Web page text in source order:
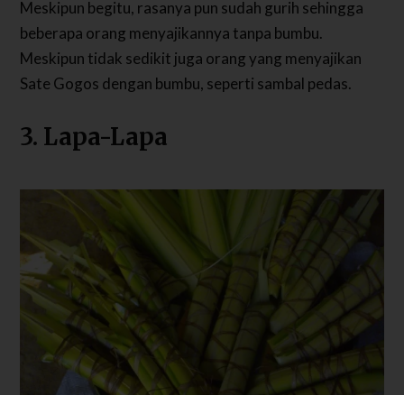
Meskipun begitu, rasanya pun sudah gurih sehingga
beberapa orang menyajikannya tanpa bumbu.
Meskipun tidak sedikit juga orang yang menyajikan
Sate Gogos dengan bumbu, seperti sambal pedas.
3. Lapa-Lapa